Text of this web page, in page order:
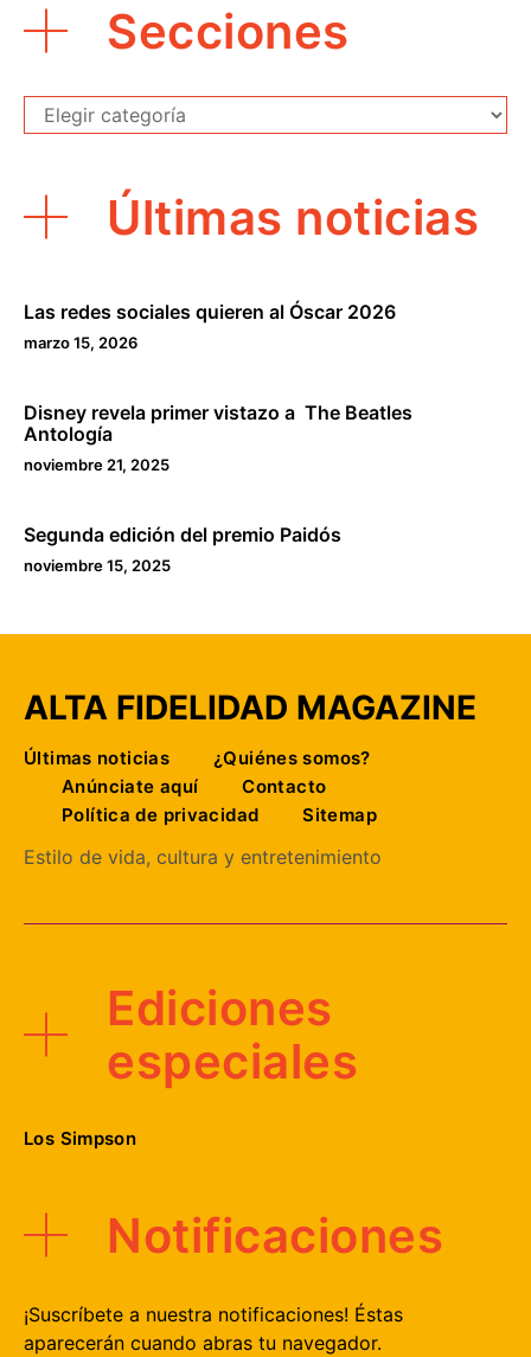
Secciones
Secciones
Últimas noticias
Las redes sociales quieren al Óscar 2026
marzo 15, 2026
Disney revela primer vistazo a The Beatles
Antología
noviembre 21, 2025
Segunda edición del premio Paidós
noviembre 15, 2025
ALTA FIDELIDAD MAGAZINE
Últimas noticias
¿Quiénes somos?
Anúnciate aquí
Contacto
Política de privacidad
Sitemap
Estilo de vida, cultura y entretenimiento
Ediciones
especiales
Los Simpson
Notificaciones
¡Suscríbete a nuestra notificaciones! Éstas
aparecerán cuando abras tu navegador.